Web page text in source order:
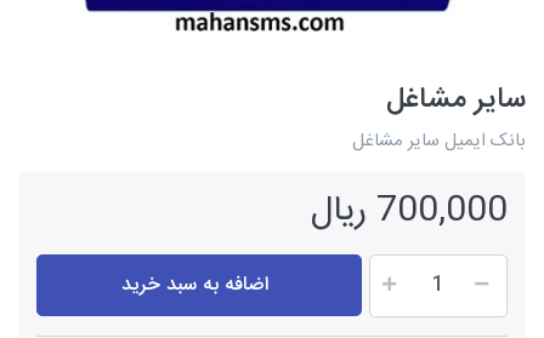
سایر مشاغل
بانک ایمیل سایر مشاغل
700,000 ریال
اضافه به سبد خرید